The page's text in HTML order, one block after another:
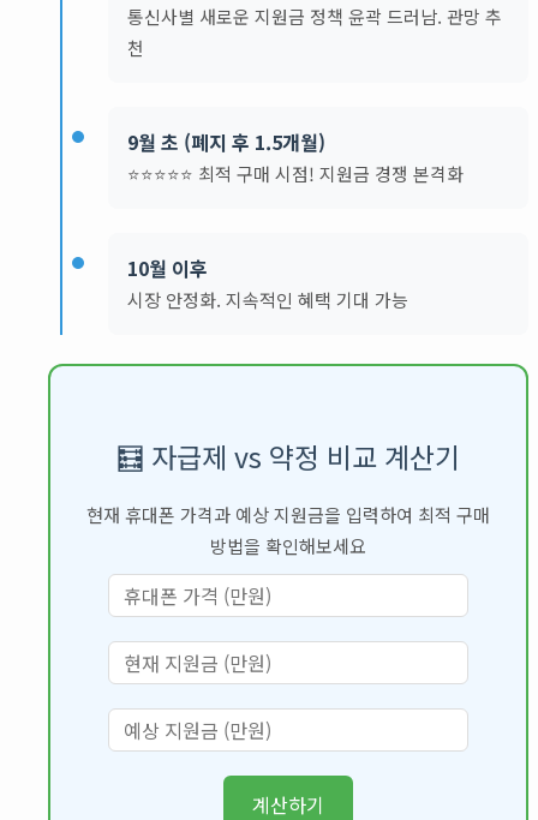
통신사별 새로운 지원금 정책 윤곽 드러남. 관망 추
천
9월 초 (폐지 후 1.5개월)
⭐⭐⭐⭐⭐ 최적 구매 시점! 지원금 경쟁 본격화
10월 이후
시장 안정화. 지속적인 혜택 기대 가능
🧮 자급제 vs 약정 비교 계산기
현재 휴대폰 가격과 예상 지원금을 입력하여 최적 구매
방법을 확인해보세요
계산하기